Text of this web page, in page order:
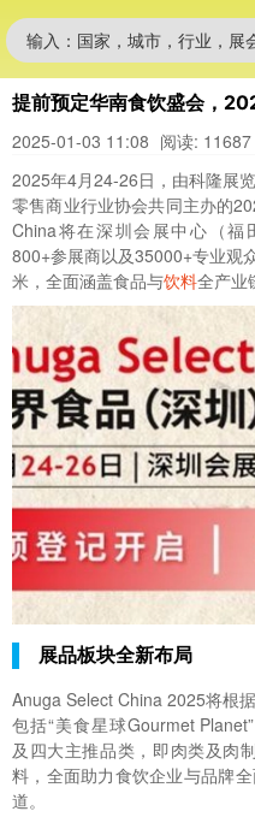
输入：国家，城市，行业，展
提前预定华南食饮盛会，
2025-01-03 11:08 阅读: 11687
2025年4月24-26日，由科隆展
零售商业行业协会共同主办的
China将在深圳会展中心（福
800+参展商以及35000+专业观
米，全面涵盖食品与饮料全产业
展品板块全新布局
Anuga Select China 2025将根
包括“美食星球Gourmet
及四大主推品类，即肉类及肉
料，全面助力食饮企业与品牌
道。